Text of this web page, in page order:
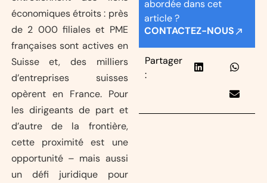
économiques étroits : près
de 2 000 filiales et PME
françaises sont actives en
Suisse et, des milliers
d’entreprises suisses
opèrent en France. Pour
les dirigeants de part et
d’autre de la frontière,
cette proximité est une
opportunité – mais aussi
un défi juridique pour
abordée dans cet
article ?
CONTACTEZ-NOUS
Partager
: